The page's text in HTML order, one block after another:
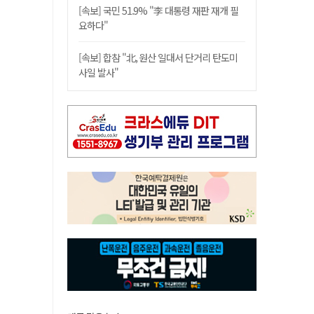
[속보] 국민 51.9% "李 대통령 재판 재개 필
요하다"
[속보] 합참 "北, 원산 일대서 단거리 탄도미
사일 발사"